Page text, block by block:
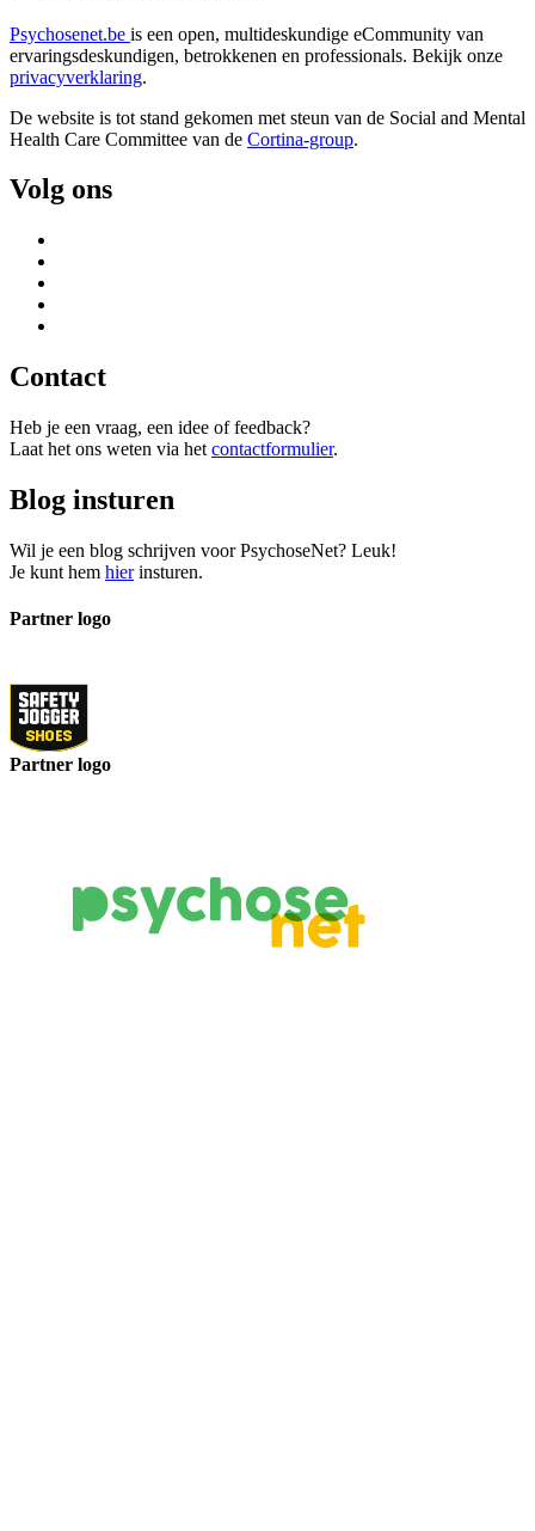
Psychosenet.be is een open, multideskundige eCommunity van
ervaringsdeskundigen, betrokkenen en professionals. Bekijk onze
privacyverklaring.
De website is tot stand gekomen met steun van de Social and Mental
Health Care Committee van de Cortina-group.
Volg ons
Contact
Heb je een vraag, een idee of feedback?
Laat het ons weten via het contactformulier.
Blog insturen
Wil je een blog schrijven voor PsychoseNet? Leuk!
Je kunt hem hierinsturen.
Partner logo
Partner logo